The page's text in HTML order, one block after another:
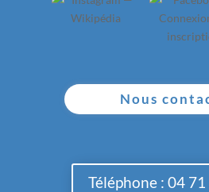
Nous
Téléphone : 04